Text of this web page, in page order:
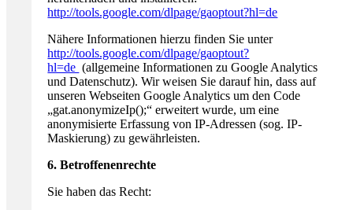
http://tools.google.com/dlpage/gaoptout?hl=de
Nähere Informationen hierzu finden Sie unter
http://tools.google.com/dlpage/gaoptout?
hl=de (allgemeine Informationen zu Google Analytics
und Datenschutz). Wir weisen Sie darauf hin, dass auf
unseren Webseiten Google Analytics um den Code
„gat.anonymizeIp();“ erweitert wurde, um eine
anonymisierte Erfassung von IP-Adressen (sog. IP-
Maskierung) zu gewährleisten.
6. Betroffenenrechte
Sie haben das Recht: